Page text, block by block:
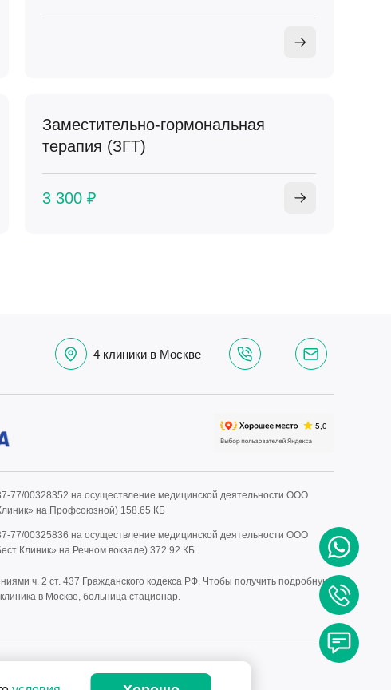
Заместительно-гормональная
терапия (ЗГТ)
3 300 ₽
4 клиники в Москве
77/00328352 на осуществление медицинской деятельности ООО
на Профсоюзной) 158.65 КБ
77/00325836 на осуществление медицинской деятельности ООО
Клиник» на Речном вокзале) 372.92 КБ
ч. 2 ст. 437 Гражданского кодекса РФ. Чтобы получить подробную
в Москве, больница стационар.
СО СПЕЦИАЛИСТОМ